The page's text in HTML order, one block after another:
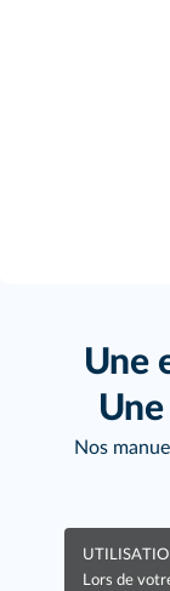
Une
Nos
Lors de